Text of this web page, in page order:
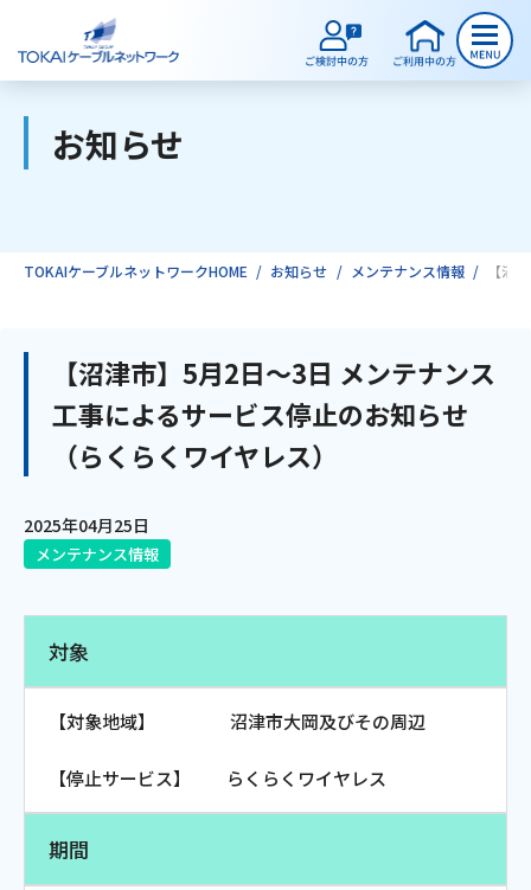
ご検討中のお客様
インターネット
おトクな情報 料金案内
お知らせ
TOKAIケーブルネットワークHOME お知らせ メンテナンス情報 【沼
【沼津市】5月2日～3日 メンテナンス
工事によるサービス停止のお知らせ
（らくらくワイヤレス）
2025年04月25日
メンテナンス情報
対象
【対象地域】 沼津市大岡及びその周辺
【停止サービス】 らくらくワイヤレス
期間